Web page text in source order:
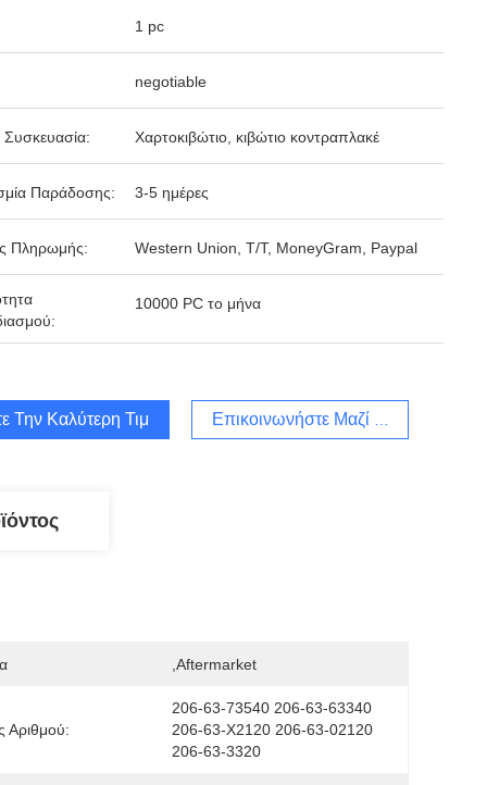
1 pc
negotiable
Συσκευασία: Χαρτοκιβώτιο, κιβώτιο κοντραπλακέ
Παράδοσης: 3-5 ημέρες
Πληρωμής: Western Union, T/T, MoneyGram, Paypal
10000 PC το μήνα
Την Καλύτερη Τιμή Επικοινωνήστε Μαζί Μας
,Aftermarket
Αριθμού:
206-63-73540 206-63-63340
206-63-X2120 206-63-02120
206-63-3320